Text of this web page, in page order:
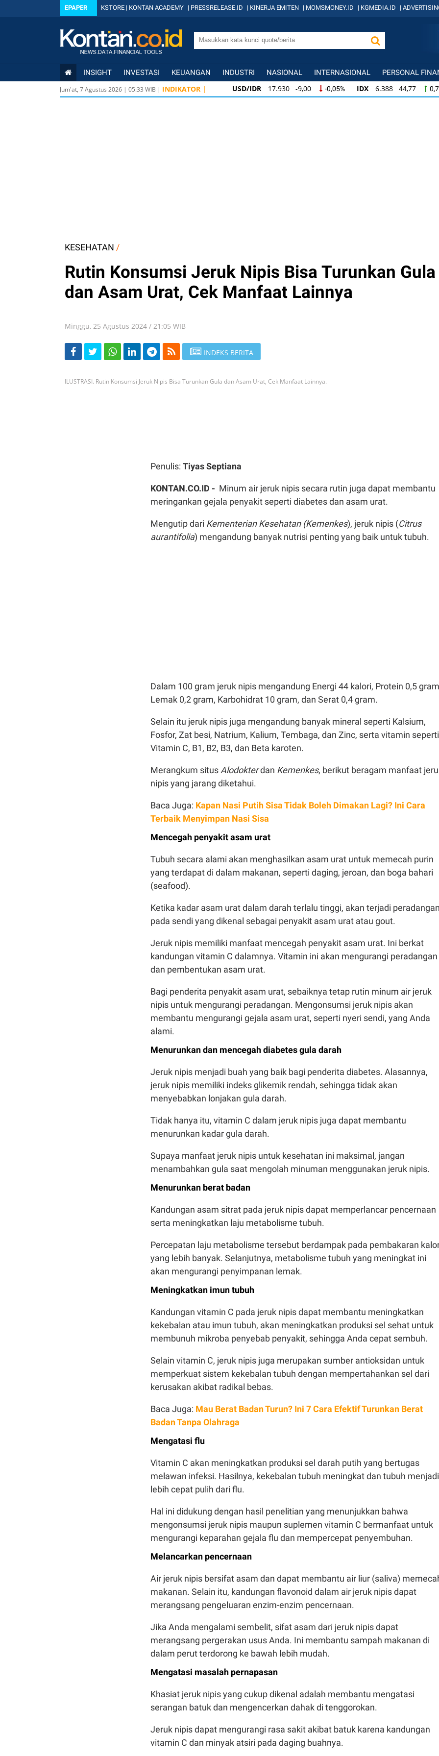
EPAPER KSTORE | KONTAN ACADEMY | PRESSRELEASE.ID | KINERJA EMITEN | MOMSMONEY.ID | KGMEDIA.ID |
INSIGHT INVESTASI KEUANGAN INDUSTRI NASIONAL INTERNASIONAL PERSONAL
Jum'at, 7 Agustus 2026 | 05:33 WIB | INDIKATOR | USD/IDR 17.930 -9,00 -0,05% IDX 6.388 44,77
USD/IDR 17.930 -9,00 -0,05% IDX 6.388 44,77
KESEHATAN /
Rutin Konsumsi Jeruk Nipis Bisa Turunkan Gula
dan Asam Urat, Cek Manfaat Lainnya
Minggu, 25 Agustus 2024 / 21:05 WIB
INDEKS BERITA
ILUSTRASI. Rutin Konsumsi Jeruk Nipis Bisa Turunkan Gula dan Asam Urat, Cek Manfaat Lainnya.
Penulis: Tiyas Septiana
KONTAN.CO.ID - Minum air jeruk nipis secara rutin juga dapat membantu
meringankan gejala penyakit seperti diabetes dan asam urat.
Mengutip dari Kementerian Kesehatan (Kemenkes), jeruk nipis (Citrus
aurantifolia) mengandung banyak nutrisi penting yang baik untuk tubuh.
Dalam 100 gram jeruk nipis mengandung Energi 44 kalori, Protein 0,5
Lemak 0,2 gram, Karbohidrat 10 gram, dan Serat 0,4 gram.
Selain itu jeruk nipis juga mengandung banyak mineral seperti Kalsium,
Fosfor, Zat besi, Natrium, Kalium, Tembaga, dan Zinc, serta vitamin seperti
Vitamin C, B1, B2, B3, dan Beta karoten.
Merangkum situs Alodokterdan Kemenkes, berikut beragam manfaat
nipis yang jarang diketahui.
Baca Juga: Kapan Nasi Putih Sisa Tidak Boleh Dimakan Lagi? Ini Cara
Terbaik Menyimpan Nasi Sisa
Mencegah penyakit asam urat
Tubuh secara alami akan menghasilkan asam urat untuk memecah purin
yang terdapat di dalam makanan, seperti daging, jeroan, dan boga bahari
(seafood).
Ketika kadar asam urat dalam darah terlalu tinggi, akan terjadi peradangan
pada sendi yang dikenal sebagai penyakit asam urat atau gout.
Jeruk nipis memiliki manfaat mencegah penyakit asam urat. Ini berkat
kandungan vitamin C dalamnya. Vitamin ini akan mengurangi peradangan
dan pembentukan asam urat.
Bagi penderita penyakit asam urat, sebaiknya tetap rutin minum air jeruk
nipis untuk mengurangi peradangan. Mengonsumsi jeruk nipis akan
membantu mengurangi gejala asam urat, seperti nyeri sendi, yang Anda
alami.
Menurunkan dan mencegah diabetes gula darah
Jeruk nipis menjadi buah yang baik bagi penderita diabetes. Alasannya,
jeruk nipis memiliki indeks glikemik rendah, sehingga tidak akan
menyebabkan lonjakan gula darah.
Tidak hanya itu, vitamin C dalam jeruk nipis juga dapat membantu
menurunkan kadar gula darah.
Supaya manfaat jeruk nipis untuk kesehatan ini maksimal, jangan
menambahkan gula saat mengolah minuman menggunakan jeruk nipis.
Menurunkan berat badan
Kandungan asam sitrat pada jeruk nipis dapat memperlancar pencernaan
serta meningkatkan laju metabolisme tubuh.
Percepatan laju metabolisme tersebut berdampak pada pembakaran
yang lebih banyak. Selanjutnya, metabolisme tubuh yang meningkat ini
akan mengurangi penyimpanan lemak.
Meningkatkan imun tubuh
Kandungan vitamin C pada jeruk nipis dapat membantu meningkatkan
kekebalan atau imun tubuh, akan meningkatkan produksi sel sehat untuk
membunuh mikroba penyebab penyakit, sehingga Anda cepat sembuh.
Selain vitamin C, jeruk nipis juga merupakan sumber antioksidan untuk
memperkuat sistem kekebalan tubuh dengan mempertahankan sel dari
kerusakan akibat radikal bebas.
Baca Juga: Mau Berat Badan Turun? Ini 7 Cara Efektif Turunkan Berat
Badan Tanpa Olahraga
Mengatasi flu
Vitamin C akan meningkatkan produksi sel darah putih yang bertugas
melawan infeksi. Hasilnya, kekebalan tubuh meningkat dan tubuh menjadi
lebih cepat pulih dari flu.
Hal ini didukung dengan hasil penelitian yang menunjukkan bahwa
mengonsumsi jeruk nipis maupun suplemen vitamin C bermanfaat untuk
mengurangi keparahan gejala flu dan mempercepat penyembuhan.
Melancarkan pencernaan
Air jeruk nipis bersifat asam dan dapat membantu air liur (saliva)
makanan. Selain itu, kandungan flavonoid dalam air jeruk nipis dapat
merangsang pengeluaran enzim-enzim pencernaan.
Jika Anda mengalami sembelit, sifat asam dari jeruk nipis dapat
merangsang pergerakan usus Anda. Ini membantu sampah makanan di
dalam perut terdorong ke bawah lebih mudah.
Mengatasi masalah pernapasan
Khasiat jeruk nipis yang cukup dikenal adalah membantu mengatasi
serangan batuk dan mengencerkan dahak di tenggorokan.
Jeruk nipis dapat mengurangi rasa sakit akibat batuk karena kandungan
vitamin C dan minyak atsiri pada daging buahnya.